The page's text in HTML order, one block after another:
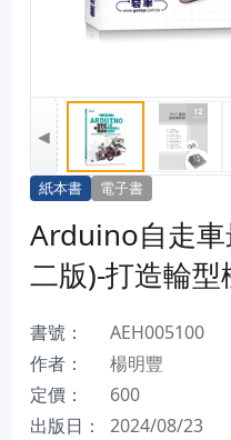
◀
紙本書 電子書
Arduino自走
二版)-打造輪
書號：
AEH005100
作者：
楊明豐
定價：
600
出版日：
2024/08/23